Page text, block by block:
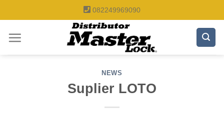
to
content
082249969090
NEWS
Suplier LOTO